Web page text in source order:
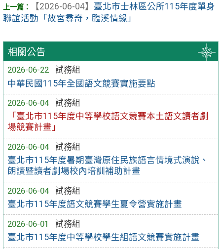
相關公告
2026-06-22
試務組
中華民國115年全國語文競賽實施要點
2026-06-04
試務組
「臺北市115年度中等學校語文競賽本土語文讀者劇
場競賽計畫」
2026-06-04
試務組
臺北市115年度暑期臺灣原住民族語言情境式演說、
朗讀暨讀者劇場校內培訓補助計畫
2026-06-04
試務組
臺北市115年度語文競賽學生夏令營實施計畫
2026-06-01
試務組
臺北市115年度中等學校學生組語文競賽實施計畫
【2026-06-04】 臺北市士林區公所115年度單身
聯誼活動「故宮尋奇，臨溪情緣」